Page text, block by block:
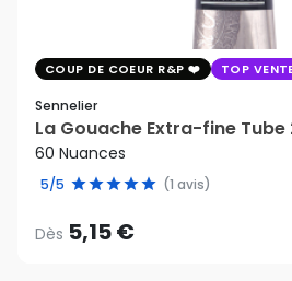
COUP DE COEUR R&P TOP
Sennelier
La Gouache Extra-fine Tube
60 Nuances
5/5 (1 avis)
Dès 5,15 €